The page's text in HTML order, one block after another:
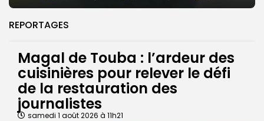
REPORTAGES
Magal de Touba : l’ardeur des
cuisinières pour relever le défi
de la restauration des
journalistes
samedi 1 août 2026 à 11h21